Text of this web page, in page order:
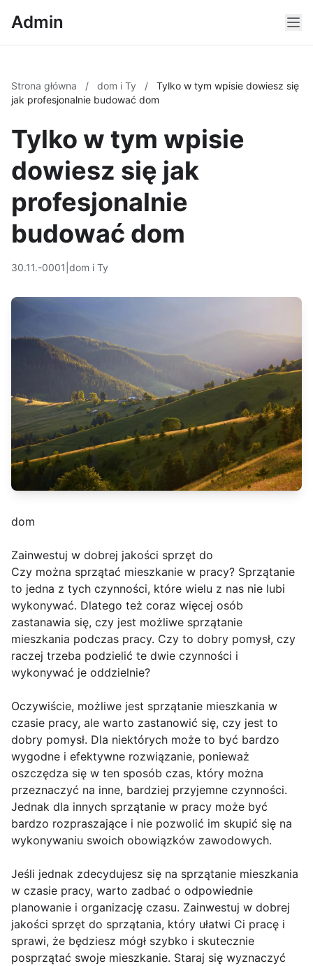
Admin
Strona główna / dom i Ty /
Tylko w tym wpisie dowiesz się
jak profesjonalnie budować dom
Tylko w tym wpisie
dowiesz się jak
profesjonalnie
budować dom
30.11.-0001 dom i Ty
dom
Zainwestuj w dobrej jakości sprzęt do
Czy można sprzątać mieszkanie w pracy? Sprzątanie
to jedna z tych czynności, które wielu z nas nie lubi
wykonywać. Dlatego też coraz więcej osób
zastanawia się, czy jest możliwe sprzątanie
mieszkania podczas pracy. Czy to dobry pomysł, czy
raczej trzeba podzielić te dwie czynności i
wykonywać je oddzielnie?
Oczywiście, możliwe jest sprzątanie mieszkania w
czasie pracy, ale warto zastanowić się, czy jest to
dobry pomysł. Dla niektórych może to być bardzo
wygodne i efektywne rozwiązanie, ponieważ
oszczędza się w ten sposób czas, który można
przeznaczyć na inne, bardziej przyjemne czynności.
Jednak dla innych sprzątanie w pracy może być
bardzo rozpraszające i nie pozwolić im skupić się na
wykonywaniu swoich obowiązków zawodowych.
Jeśli jednak zdecydujesz się na sprzątanie mieszkania
w czasie pracy, warto zadbać o odpowiednie
planowanie i organizację czasu. Zainwestuj w dobrej
jakości sprzęt do sprzątania, który ułatwi Ci pracę i
sprawi, że będziesz mógł szybko i skutecznie
posprzątać swoje mieszkanie. Staraj się wyznaczyć